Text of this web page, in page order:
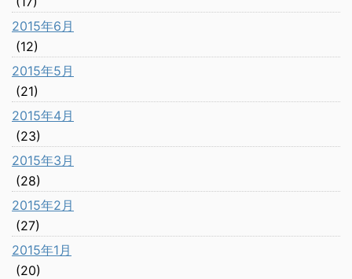
2015年6月
(12)
2015年5月
(21)
2015年4月
(23)
2015年3月
(28)
2015年2月
(27)
2015年1月
(20)